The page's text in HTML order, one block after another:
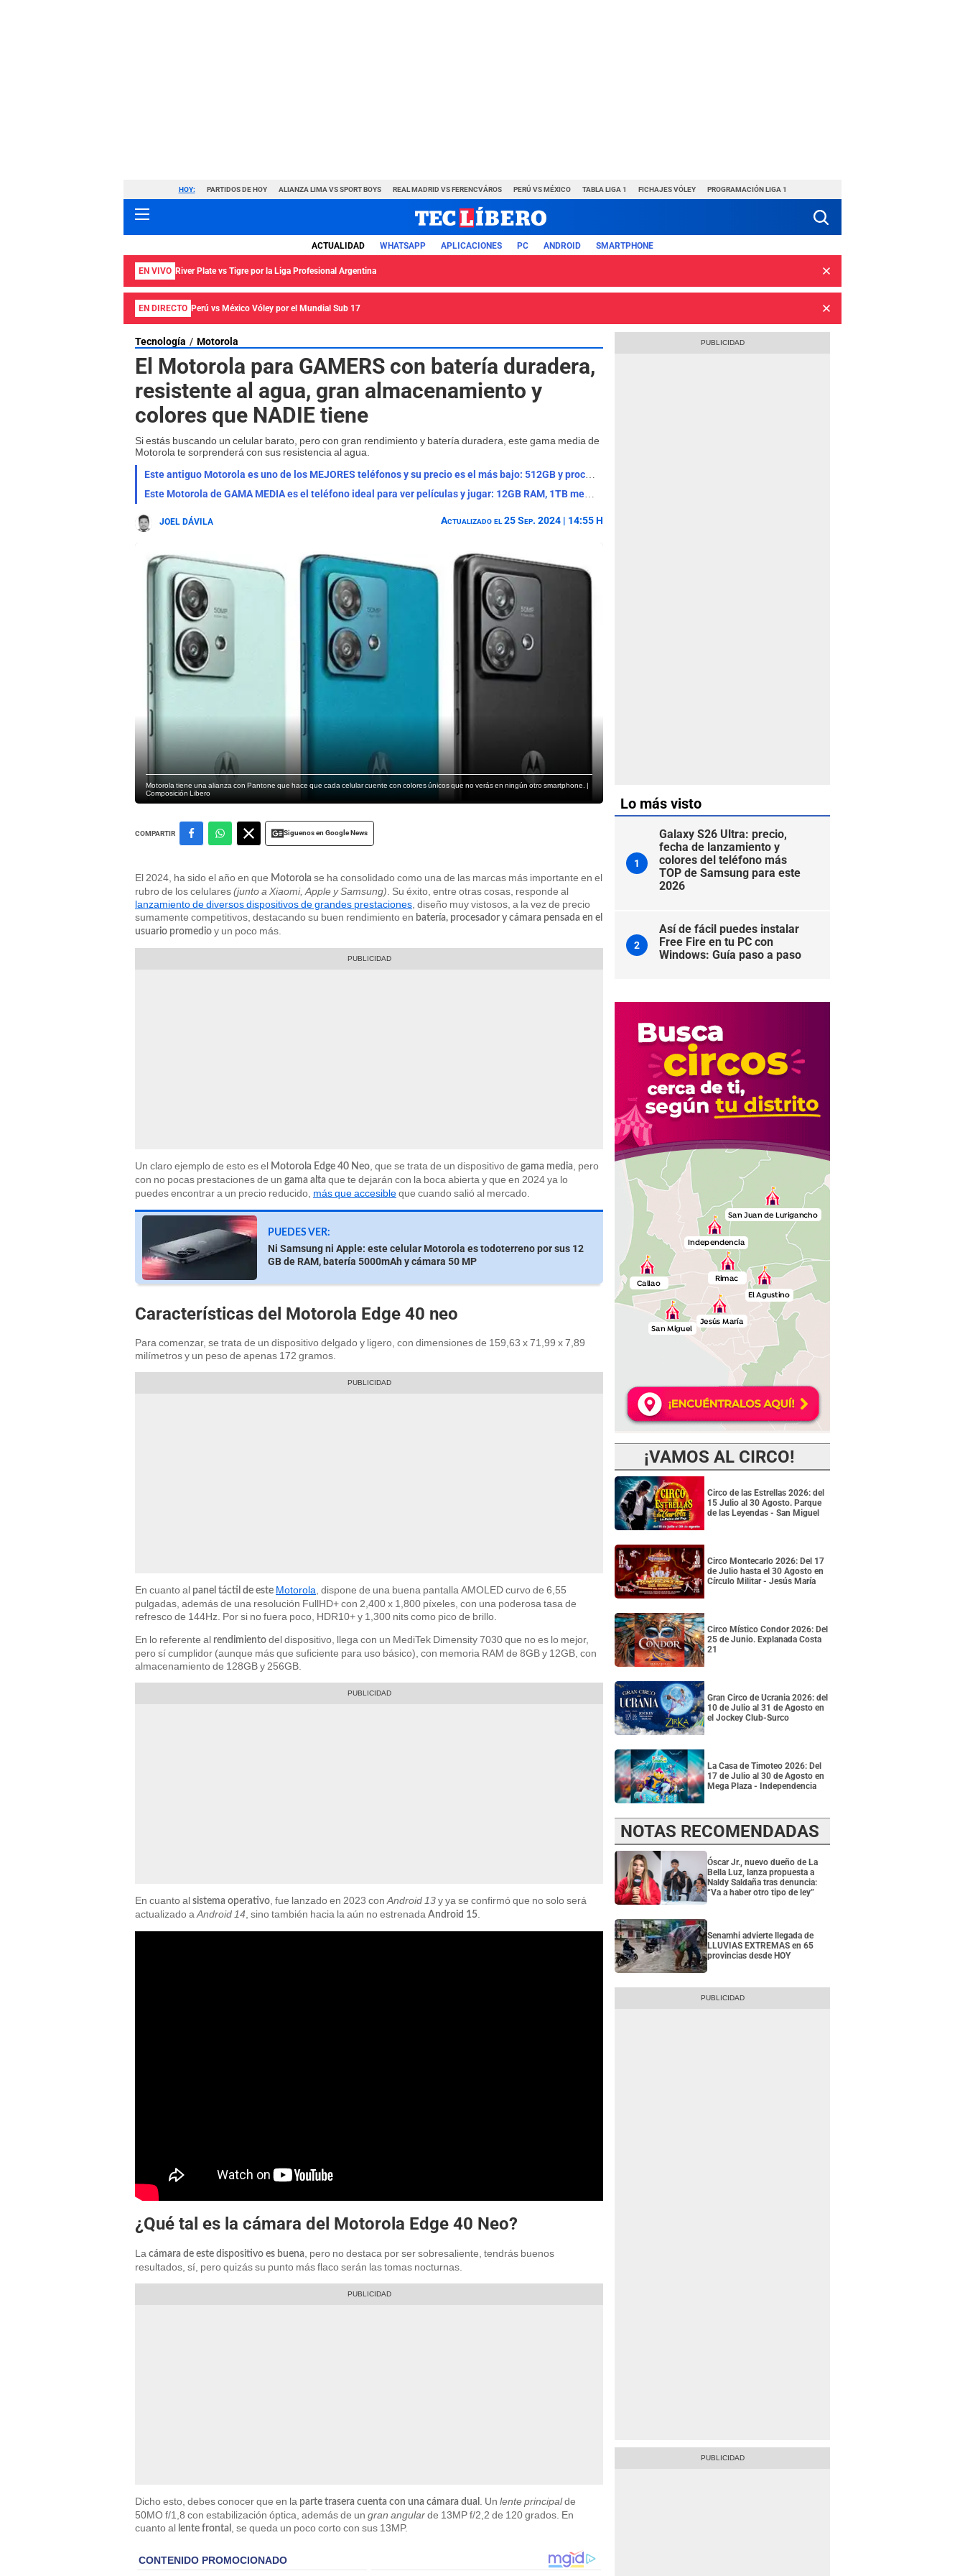
HOY: PARTIDOS DE HOY ALIANZA LIMA VS SPORT BOYS REAL MADRID VS FERENCVÁROS PERÚ VS MÉXICO TABLA LIGA 1 FICHAJES VÓLEY PROGRAMACIÓN LIGA 1
ACTUALIDAD WHATSAPP APLICACIONES PC ANDROID SMARTPHONE
EN VIVO River Plate vs Tigre por la Liga Profesional Argentina
EN DIRECTO Perú vs México Vóley por el Mundial Sub 17
Tecnología Motorola
El Motorola para GAMERS con batería duradera,
resistente al agua, gran almacenamiento y
colores que NADIE tiene
Si estás buscando un celular barato, pero con gran rendimiento y batería duradera, este gama media de
Motorola te sorprenderá con sus resistencia al agua.
Este antiguo Motorola es uno de los MEJORES teléfonos y su precio es el más bajo: 512GB y procesador GAMER
Este Motorola de GAMA MEDIA es el teléfono ideal para ver películas y jugar: 12GB RAM, 1TB memoria y 5000 mAh
JOEL DÁVILA Actualizado el 25 Sep. 2024 | 14:55 H
Motorola tiene una alianza con Pantone que hace que cada celular cuente con colores únicos que no verás en ningún otro smartphone. |
Composición Libero
COMPARTIR Siguenos en Google News
El 2024, ha sido el año en que Motorola se ha consolidado como una de las marcas más importante en el
rubro de los celulares(junto a Xiaomi, Apple y Samsung) . Su éxito, entre otras cosas, responde al
lanzamiento de diversos dispositivos de grandes prestaciones , diseño muy vistosos, a la vez de precio
sumamente competitivos, destacando su buen rendimiento en batería, procesador y cámara pensada en el
usuario promedio y un poco más.
Un claro ejemplo de esto es el Motorola Edge 40 Neo , que se trata de un dispositivo de gama media , pero
con no pocas prestaciones de un gama alta que te dejarán con la boca abierta y que en 2024 ya lo
puedes encontrar a un precio reducido, más que accesibleque cuando salió al mercado.
PUEDES VER:
Ni Samsung ni Apple: este celular Motorola es todoterreno por sus 12
GB de RAM, batería 5000mAh y cámara 50 MP
Características del Motorola Edge 40 neo
Para comenzar, se trata de un dispositivo delgado y ligero, con dimensiones de 159,63 x 71,99 x 7,89
milímetros y un peso de apenas 172 gramos.
En cuanto al panel táctil de este Motorola, dispone de una buena pantalla AMOLED curvo de 6,55
pulgadas, además de una resolución FullHD+ con 2,400 x 1,800 píxeles, con una poderosa tasa de
refresco de 144Hz. Por si no fuera poco, HDR10+ y 1,300 nits como pico de brillo.
En lo referente al rendimiento del dispositivo, llega con un MediTek Dimensity 7030 que no es lo mejor,
pero sí cumplidor (aunque más que suficiente para uso básico), con memoria RAM de 8GB y 12GB, con
almacenamiento de 128GB y 256GB.
En cuanto al sistema operativo, fue lanzado en 2023 conAndroid 13y ya se confirmó que no solo será
actualizado aAndroid 14, sino también hacia la aún no estrenada Android 15.
¿Qué tal es la cámara del Motorola Edge 40 Neo?
La cámara de este dispositivo es buena, pero no destaca por ser sobresaliente, tendrás buenos
resultados, sí, pero quizás su punto más flaco serán las tomas nocturnas.
Dicho esto, debes conocer que en la parte trasera cuenta con una cámara dual . Un lente principalde
50MO f/1,8 con estabilización óptica, además de un gran angularde 13MP f/2,2 de 120 grados. En
cuanto al lente frontal , se queda un poco corto con sus 13MP.
Lo más visto
1
Galaxy S26 Ultra: precio,
fecha de lanzamiento y
colores del teléfono más
TOP de Samsung para este
2026
2
Así de fácil puedes instalar
Free Fire en tu PC con
Windows: Guía paso a paso
¡VAMOS AL CIRCO!
Circo de las Estrellas 2026: del
15 Julio al 30 Agosto. Parque
de las Leyendas - San Miguel
Circo Montecarlo 2026: Del 17
de Julio hasta el 30 Agosto en
Círculo Militar - Jesús María
Circo Místico Condor 2026: Del
25 de Junio. Explanada Costa
21
Gran Circo de Ucrania 2026: del
10 de Julio al 31 de Agosto en
el Jockey Club-Surco
La Casa de Timoteo 2026: Del
17 de Julio al 30 de Agosto en
Mega Plaza - Independencia
NOTAS RECOMENDADAS
Óscar Jr., nuevo dueño de La
Bella Luz, lanza propuesta a
Naldy Saldaña tras denuncia:
“Va a haber otro tipo de ley”
Senamhi advierte llegada de
LLUVIAS EXTREMAS en 65
provincias desde HOY